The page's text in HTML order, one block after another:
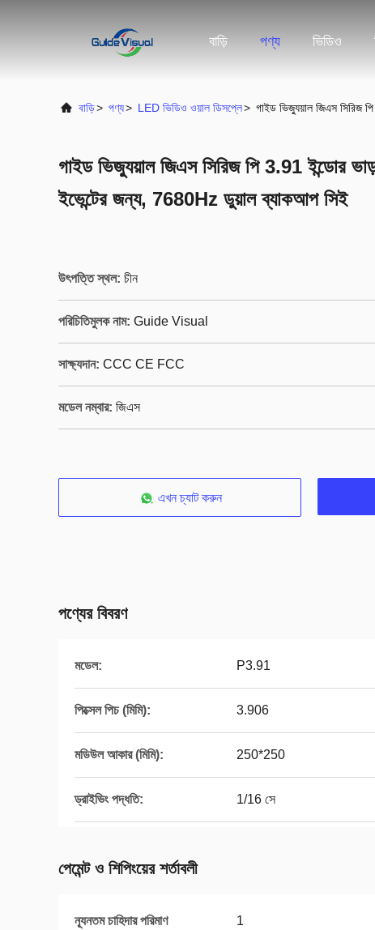
বাড়ি পণ্য ভিডিও
বাড়ি> পণ্য> LED ভিডিও ওয়াল ডিসপ্লে> গাইড ভিজ্যুয়াল জিএস সিরিজ
গাইড ভিজ্যুয়াল জিএস সিরিজ পি 3.91 ইন্ডোর
ইভেন্টের জন্য, 7680Hz ডুয়াল ব্যাকআপ সিই
উৎপত্তি স্থল: চীন
পরিচিতিমুলক নাম: Guide Visual
সাক্ষ্যদান: CCC CE FCC
মডেল নম্বার: জিএস
এখন চ্যাট করুন
পণ্যের বিবরণ
মডেল: P3.91
পিক্সেল পিচ (মিমি): 3.906
মডিউল আকার (মিমি): 250*250
ড্রাইভিং পদ্ধতি: 1/16 সে
পেমেন্ট ও শিপিংয়ের শর্তাবলী
ন্যূনতম চাহিদার পরিমাণ 1